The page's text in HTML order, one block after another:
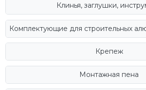
Клинья, заглушки,
Комплектующие для строительных
Крепеж
Монтажная пена